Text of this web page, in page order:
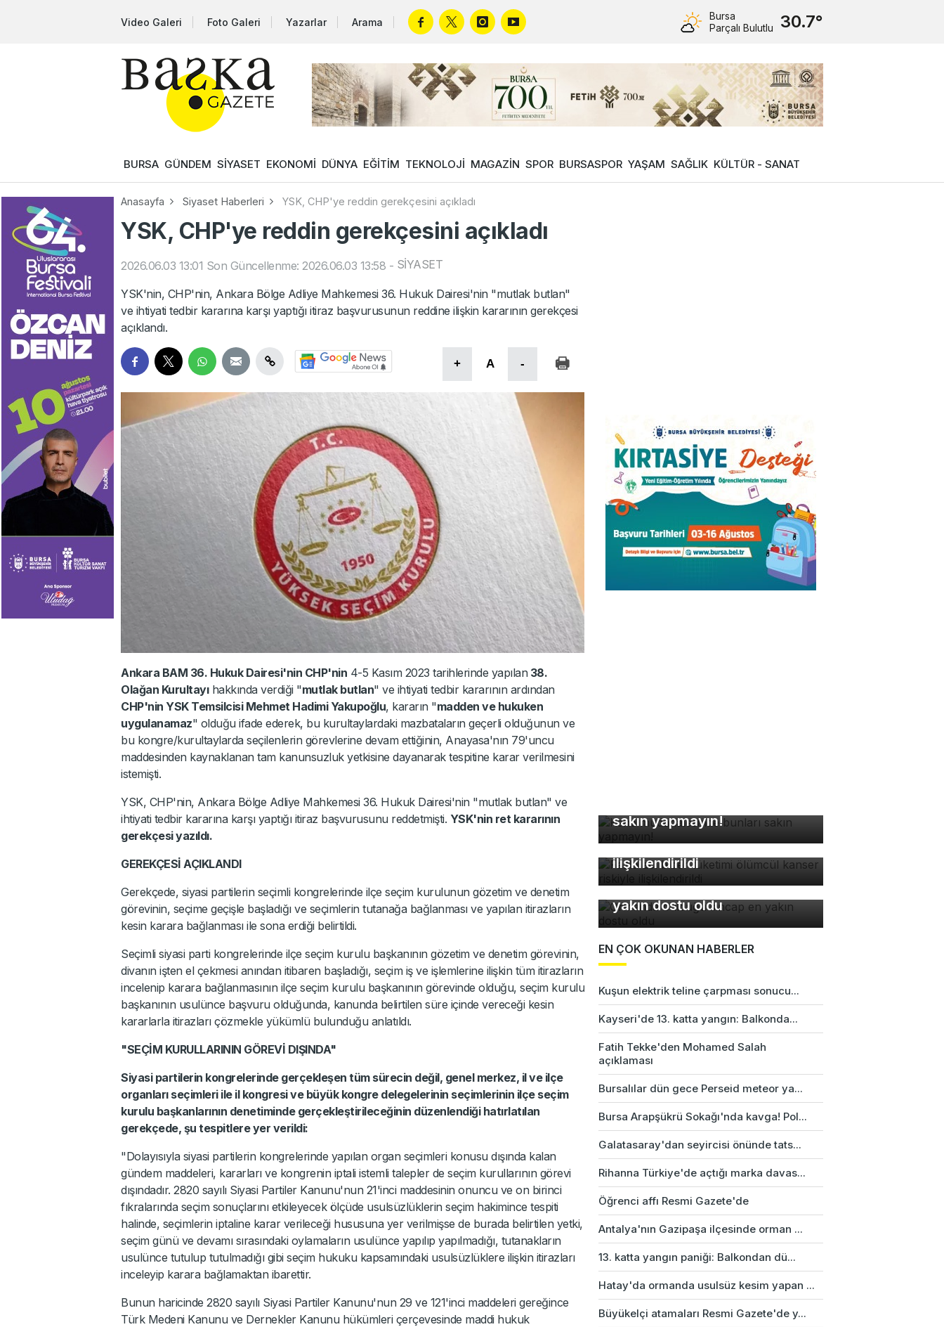
Video Galeri Foto Galeri Yazarlar Arama
Bursa
Parçalı Bulutlu
30.7°
BURSA GÜNDEM SİYASET EKONOMİ DÜNYA EĞİTİM TEKNOLOJİ MAGAZİN SPOR BURSASPOR YAŞAM SAĞLIK KÜLTÜR - SANAT
Anasayfa Siyaset Haberleri YSK, CHP'ye reddin gerekçesini açıkladı
YSK, CHP'ye reddin gerekçesini açıkladı
2026.06.03 13:01 Son Güncellenme: 2026.06.03 13:58 - SİYASET
YSK'nin, CHP'nin, Ankara Bölge Adliye Mahkemesi 36. Hukuk Dairesi'nin "mutlak butlan"
ve ihtiyati tedbir kararına karşı yaptığı itiraz başvurusunun reddine ilişkin kararının gerekçesi
açıklandı.
+ A -
Ankara BAM 36. Hukuk Dairesi'nin CHP'nin 4-5 Kasım 2023 tarihlerinde yapılan 38.
Olağan Kurultayıhakkında verdiği "mutlak butlan" ve ihtiyati tedbir kararının ardından
CHP'nin YSK Temsilcisi Mehmet Hadimi Yakupoğlu, kararın "madden ve hukuken
uygulanamaz" olduğu ifade ederek, bu kurultaylardaki mazbataların geçerli olduğunun ve
bu kongre/kurultaylarda seçilenlerin görevlerine devam ettiğinin, Anayasa'nın 79'uncu
maddesinden kaynaklanan tam kanunsuzluk yetkisine dayanarak tespitine karar verilmesini
istemişti.
YSK, CHP'nin, Ankara Bölge Adliye Mahkemesi 36. Hukuk Dairesi'nin "mutlak butlan" ve
ihtiyati tedbir kararına karşı yaptığı itiraz başvurusunu reddetmişti. YSK'nin ret kararının
gerekçesi yazıldı.
GEREKÇESİ AÇIKLANDI
Gerekçede, siyasi partilerin seçimli kongrelerinde ilçe seçim kurulunun gözetim ve denetim
görevinin, seçime geçişle başladığı ve seçimlerin tutanağa bağlanması ve yapılan itirazların
kesin karara bağlanması ile sona erdiği belirtildi.
Seçimli siyasi parti kongrelerinde ilçe seçim kurulu başkanının gözetim ve denetim görevinin,
divanın işten el çekmesi anından itibaren başladığı, seçim iş ve işlemlerine ilişkin tüm itirazların
incelenip karara bağlanmasının ilçe seçim kurulu başkanının görevinde olduğu, seçim kurulu
başkanının usulünce başvuru olduğunda, kanunda belirtilen süre içinde vereceği kesin
kararlarla itirazları çözmekle yükümlü bulunduğu anlatıldı.
"SEÇİM KURULLARININ GÖREVİ DIŞINDA"
Siyasi partilerin kongrelerinde gerçekleşen tüm sürecin değil, genel merkez, il ve ilçe
organları seçimleri ile il kongresi ve büyük kongre delegelerinin seçimlerinin ilçe seçim
kurulu başkanlarının denetiminde gerçekleştirileceğinin düzenlendiği hatırlatılan
gerekçede, şu tespitlere yer verildi:
"Dolayısıyla siyasi partilerin kongrelerinde yapılan organ seçimleri konusu dışında kalan
gündem maddeleri, kararları ve kongrenin iptali istemli talepler de seçim kurullarının görevi
dışındadır. 2820 sayılı Siyasi Partiler Kanunu'nun 21'inci maddesinin onuncu ve on birinci
fıkralarında seçim sonuçlarını etkileyecek ölçüde usulsüzlüklerin seçim hakimince tespiti
halinde, seçimlerin iptaline karar verileceği hususuna yer verilmişse de burada belirtilen yetki,
seçim günü ve devamı sırasındaki oylamaların usulünce yapılıp yapılmadığı, tutanakların
usulünce tutulup tutulmadığı gibi seçim hukuku kapsamındaki usulsüzlüklere ilişkin itirazları
inceleyip karara bağlamaktan ibarettir.
Bunun haricinde 2820 sayılı Siyasi Partiler Kanunu'nun 29 ve 121'inci maddeleri gereğince
Türk Medeni Kanunu ve Dernekler Kanunu hükümleri çerçevesinde maddi hukuk
sakın yapmayın!
Fazla acı biber tüketimi
ölümcül kanser riskiyle
ilişkilendirildi
Ormanda bulduğu sincap en
yakın dostu oldu
EN ÇOK OKUNAN HABERLER
Kuşun elektrik teline çarpması sonucu...
Kayseri'de 13. katta yangın: Balkonda...
Fatih Tekke'den Mohamed Salah
açıklaması
Bursalılar dün gece Perseid meteor ya...
Bursa Arapşükrü Sokağı'nda kavga! Pol...
Galatasaray'dan seyircisi önünde tats...
Rihanna Türkiye'de açtığı marka davas...
Öğrenci affı Resmi Gazete'de
Antalya'nın Gazipaşa ilçesinde orman ...
13. katta yangın paniği: Balkondan dü...
Hatay'da ormanda usulsüz kesim yapan ...
Büyükelçi atamaları Resmi Gazete'de y...